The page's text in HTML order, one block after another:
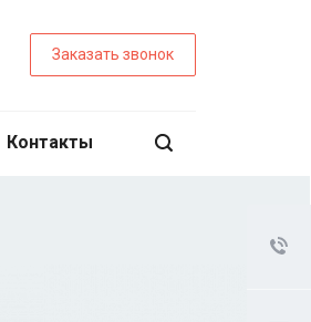
Заказать звонок
Контакты